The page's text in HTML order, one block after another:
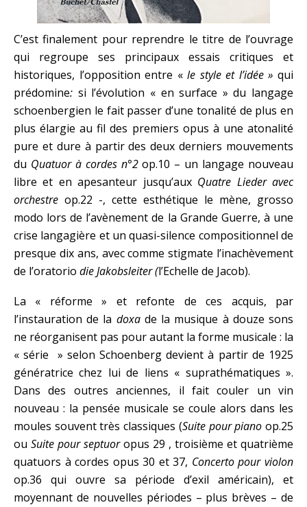
C’est finalement pour reprendre le titre de l’ouvrage
qui regroupe ses principaux essais critiques et
historiques, l’opposition entre «le style et l’idée »qui
prédomine: si l’évolution « en surface » du langage
schoenbergien le fait passer d’une tonalité de plus en
plus élargie au fil des premiers opus à une atonalité
pure et dure à partir des deux derniers mouvements
du Quatuor à cordes n°2op.10 – un langage nouveau
libre et en apesanteur jusqu’aux Quatre Lieder avec
orchestre op.22 -, cette esthétique le mène, grosso
modo lors de l’avènement de la Grande Guerre, à une
crise langagière et un quasi-silence compositionnel de
presque dix ans, avec comme stigmate l’inachèvement
de l’oratorio die Jakobsleiter (l’Echelle de Jacob).
La « réforme » et refonte de ces acquis, par
l’instauration de la doxade la musique à douze sons
ne réorganisent pas pour autant la forme musicale : la
« série » selon Schoenberg devient à partir de 1925
génératrice chez lui de liens « suprathématiques ».
Dans des outres anciennes, il fait couler un vin
nouveau : la pensée musicale se coule alors dans les
moules souvent très classiques (Suite pour piano op.25
ou Suite pour septuoropus 29 , troisième et quatrième
quatuors à cordes opus 30 et 37, Concerto pour violon
op.36 qui ouvre sa période d’exil américain), et
moyennant de nouvelles périodes – plus brèves – de